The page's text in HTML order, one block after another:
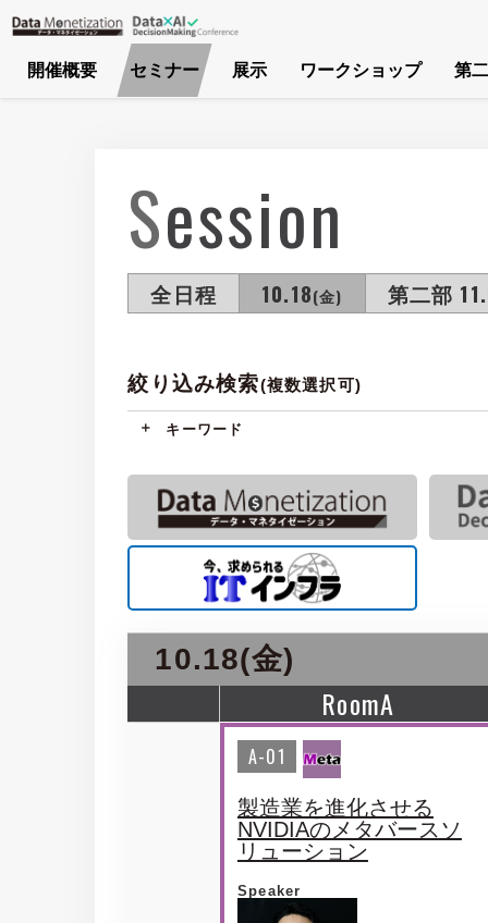
開催概要
セミナー 展示 ワークショップ 第
Session
全日程 10.18(金) 第二部
絞り込み検索(複数選択可)
キーワード
10.18(金)
RoomA
A-01
製造業を進化させる
NVIDIAのメタバースソ
リューション
Speaker